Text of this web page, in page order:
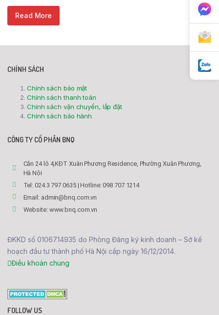
Read More
CHÍNH SÁCH
Chính sách bảo mật
Chính sách thanh toán
Chính sách vận chuyển, lắp đặt
Chính sách bảo hành
CÔNG TY CỔ PHẦN BNQ
Căn 24 lô 4,KĐT Xuân Phương Residence, Phường Xuân Phương,
Hà Nội
Tel: 024.3 797 0635 | Hotline: 098 707 1214
Email: admin@bnq.com.vn
Website: www.bnq.com.vn
ĐKKD số 0106714935 do Phòng Đăng ký kinh doanh – Sở kế
hoạch đầu tư thành phố Hà Nội cấp ngày 16/12/2014.
Điều khoản chung
FOLLOW US